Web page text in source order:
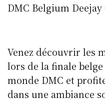
DMC Belgium
Venez découvrir les
lors de la finale
monde DMC et
dans une ambiance